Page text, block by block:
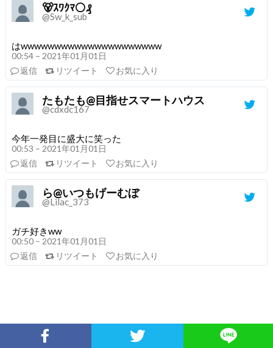
🐻ｽﾜｸﾏ⚪₰
@Sw_k_sub
はwwwwwwwwwwwwwwwwwwwww
00:54 – 2021年01月01日
返信
リツイート お気に入り
たもたも@目指せスマートハウス
@cdxdc167
今年一発目に盛大に笑った
00:53 – 2021年01月01日
返信
リツイート お気に入り
ら@いつもげーむぼ
@Lilac_373
ガチ好きww
00:50 – 2021年01月01日
返信
リツイート お気に入り
Facebookでシェア Twitterでシェア